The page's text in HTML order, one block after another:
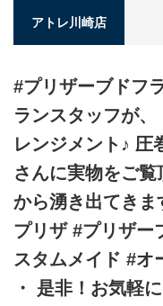
アトレ川崎店
#プリザーブドフ
ランスタッフが
レンジメント♪
さんに実物をご
から湧き出てき
プリザ #プリザー
スタムメイド #
・ 是非！お気軽